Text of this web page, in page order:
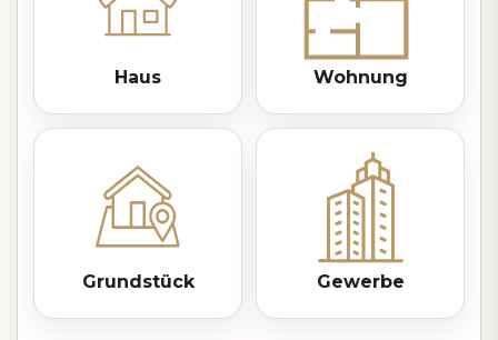
Haus Wohnung
Grundstück Gewerbe